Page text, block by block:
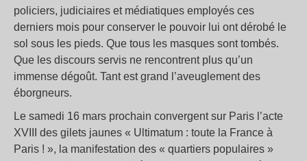
policiers, judiciaires et médiatiques employés ces
derniers mois pour conserver le pouvoir lui ont dérobé le
sol sous les pieds. Que tous les masques sont tombés.
Que les discours servis ne rencontrent plus qu’un
immense dégoût. Tant est grand l’aveuglement des
éborgneurs.
Le samedi 16 mars prochain convergent sur Paris l’acte
XVIII des gilets jaunes « Ultimatum : toute la France à
Paris ! », la manifestation des « quartiers populaires »